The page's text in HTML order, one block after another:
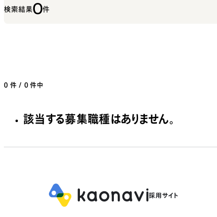
検索結果0件
0 件 / 0 件中
該当する募集職種はありません。